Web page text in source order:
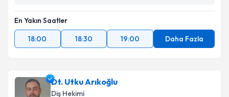
En Yakın Saatler
18:00
18:30 19:00 Daha Fazla
Dt. Utku Arıkoğlu
Diş Hekimi